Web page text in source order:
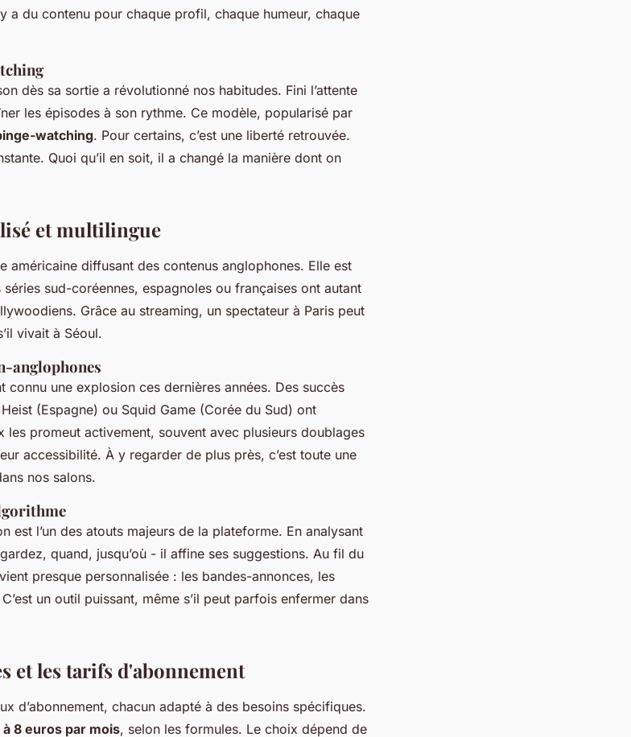
a du contenu pour chaque profil, chaque humeur, chaque
dès sa sortie a révolutionné nos habitudes. Fini l’attente
les épisodes à son rythme. Ce modèle, popularisé par
watching. Pour certains, c’est une liberté retrouvée.
Quoi qu’il en soit, il a changé la manière dont on
et multilingue
américaine diffusant des contenus anglophones. Elle est
sud-coréennes, espagnoles ou françaises ont autant
Grâce au streaming, un spectateur à Paris peut
vivait à Séoul.
anglophones
connu une explosion ces dernières années. Des succès
(Espagne) ou Squid Game (Corée du Sud) ont
les promeut activement, souvent avec plusieurs doublages
accessibilité. À y regarder de plus près, c’est toute une
nos salons.
est l’un des atouts majeurs de la plateforme. En analysant
quand, jusqu’où - il affine ses suggestions. Au fil du
presque personnalisée : les bandes-annonces, les
un outil puissant, même s’il peut parfois enfermer dans
et les tarifs d'abonnement
d’abonnement, chacun adapté à des besoins spécifiques.
à 8 euros par mois, selon les formules. Le choix dépend de